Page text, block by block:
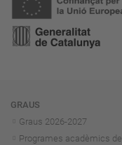
Navegació
GRAUS
Graus 2026-2027
Programes acadèmics de